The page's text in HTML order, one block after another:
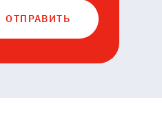
ОТПРАВИТЬ